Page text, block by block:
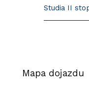
Studia II
Mapa dojazdu